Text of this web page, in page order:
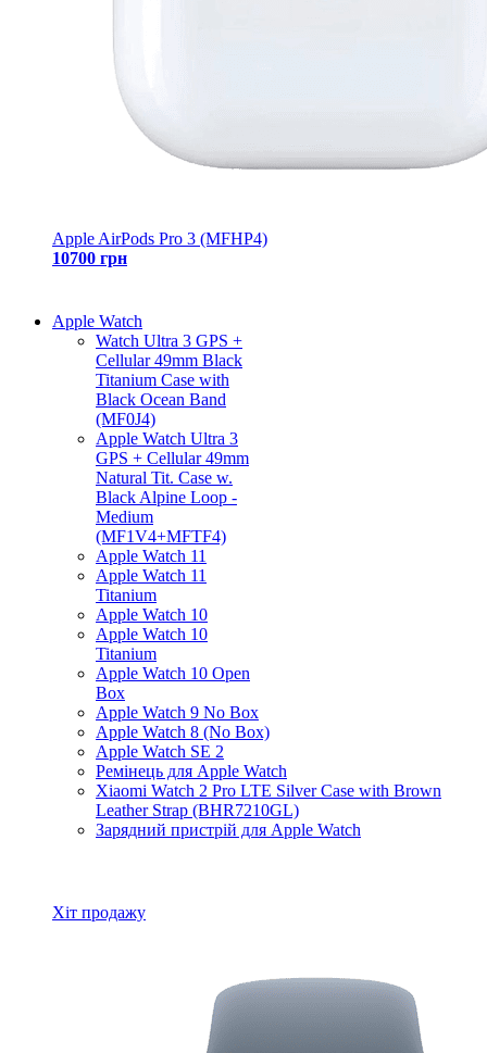
Apple AirPods Pro 3 (MFHP4)
10700 грн
Apple Watch
Watch Ultra 3 GPS +
Cellular 49mm Black
Titanium Case with
Black Ocean Band
(MF0J4)
Apple Watch Ultra 3
GPS + Cellular 49mm
Natural Tit. Case w.
Black Alpine Loop -
Medium
(MF1V4+MFTF4)
Apple Watch 11
Apple Watch 11
Titanium
Apple Watch 10
Apple Watch 10
Titanium
Apple Watch 10 Open
Box
Apple Watch 9 No Box
Apple Watch 8 (No Box)
Apple Watch SE 2
Ремінець для Apple Watch
Xiaomi Watch 2 Pro LTE Silver Case with Brown
Leather Strap (BHR7210GL)
Зарядний пристрій для Apple Watch
Хіт продажу